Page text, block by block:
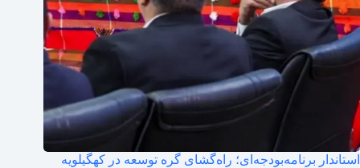
استاندار برنامه‌بودجه‌ای؛ راه‌گشای گره توسعه در کهگیلویه